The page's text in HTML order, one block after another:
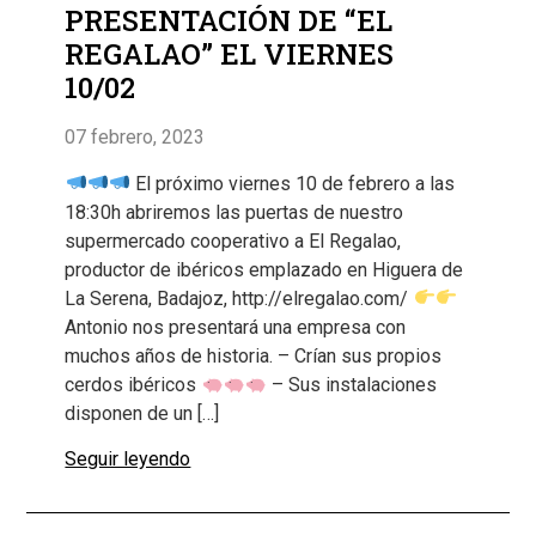
PRESENTACIÓN DE “EL
REGALAO” EL VIERNES
10/02
07 febrero, 2023
El próximo viernes 10 de febrero a las
18:30h abriremos las puertas de nuestro
supermercado cooperativo a El Regalao,
productor de ibéricos emplazado en Higuera de
La Serena, Badajoz, http://elregalao.com/
Antonio nos presentará una empresa con
muchos años de historia. – Crían sus propios
cerdos ibéricos
– Sus instalaciones
disponen de un […]
Seguir leyendo